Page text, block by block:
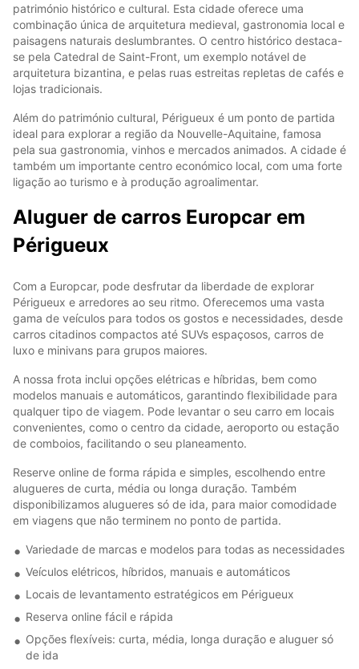
património histórico e cultural. Esta cidade oferece uma
combinação única de arquitetura medieval, gastronomia local e
paisagens naturais deslumbrantes. O centro histórico destaca-
se pela Catedral de Saint-Front, um exemplo notável de
arquitetura bizantina, e pelas ruas estreitas repletas de cafés e
lojas tradicionais.
Além do património cultural, Périgueux é um ponto de partida
ideal para explorar a região da Nouvelle-Aquitaine, famosa
pela sua gastronomia, vinhos e mercados animados. A cidade é
também um importante centro económico local, com uma forte
ligação ao turismo e à produção agroalimentar.
Aluguer de carros Europcar em
Périgueux
Com a Europcar, pode desfrutar da liberdade de explorar
Périgueux e arredores ao seu ritmo. Oferecemos uma vasta
gama de veículos para todos os gostos e necessidades, desde
carros citadinos compactos até SUVs espaçosos, carros de
luxo e minivans para grupos maiores.
A nossa frota inclui opções elétricas e híbridas, bem como
modelos manuais e automáticos, garantindo flexibilidade para
qualquer tipo de viagem. Pode levantar o seu carro em locais
convenientes, como o centro da cidade, aeroporto ou estação
de comboios, facilitando o seu planeamento.
Reserve online de forma rápida e simples, escolhendo entre
alugueres de curta, média ou longa duração. Também
disponibilizamos alugueres só de ida, para maior comodidade
em viagens que não terminem no ponto de partida.
Variedade de marcas e modelos para todas as necessidades
Veículos elétricos, híbridos, manuais e automáticos
Locais de levantamento estratégicos em Périgueux
Reserva online fácil e rápida
Opções flexíveis: curta, média, longa duração e aluguer só
de ida